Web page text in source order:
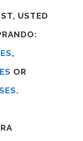
USTED
,
OR
.